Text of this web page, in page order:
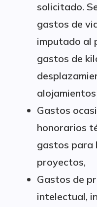
solicitado.
gastos de
imputado al
gastos de
alojamientos
Gastos
honorarios
gastos para
proyectos,
Gastos de
intelectual,